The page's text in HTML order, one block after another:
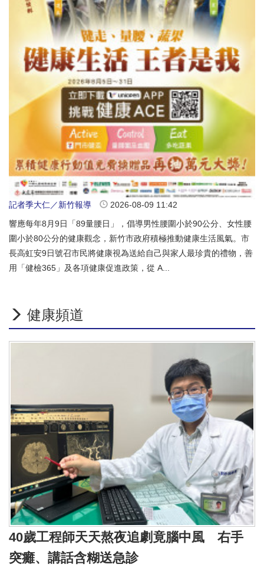
記者季大仁／新竹報導
2026-08-09 11:42
響應每年8月9日「89量腰日」，倡導男性腰圍小於90公分、女性腰
圍小於80公分的健康觀念，新竹市政府積極推動健康生活風氣。市
長高虹安9日號召市民將健康視為送給自己與家人最珍貴的禮物，善
用「健檢365」及各項健康促進政策，從 A...
健康頻道
40歲工程師天天熬夜追劇竟腦中風 右手
突癱、講話含糊送急診